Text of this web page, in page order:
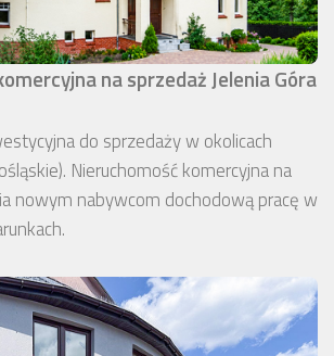
na sprzedaż Jelenia Góra
do sprzedaży w okolicach
Nieruchomość komercyjna na
nowym nabywcom dochodową pracę w